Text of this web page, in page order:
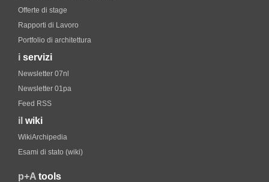
Offerte di stage
Rapporti di Lavoro
Portfolio di architettura
i servizi
Newsletter 07nl
Newsletter 01pa
Feed RSS
il wiki
WikiArchipedia
Esami di stato (wiki)
p+A tools